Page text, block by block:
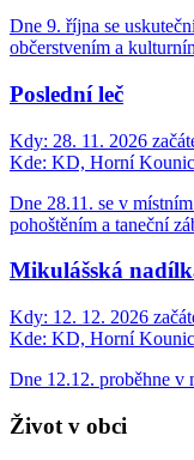
Dne 9. října se
občerstvením a
Poslední leč
Kdy: 28. 11. 2026
Kde: KD, Horní
Dne 28.11. se v
pohoštěním a taneční
Mikulášská
Kdy: 12. 12. 2026
Kde: KD, Horní
Dne 12.12. proběhne
Život v obci